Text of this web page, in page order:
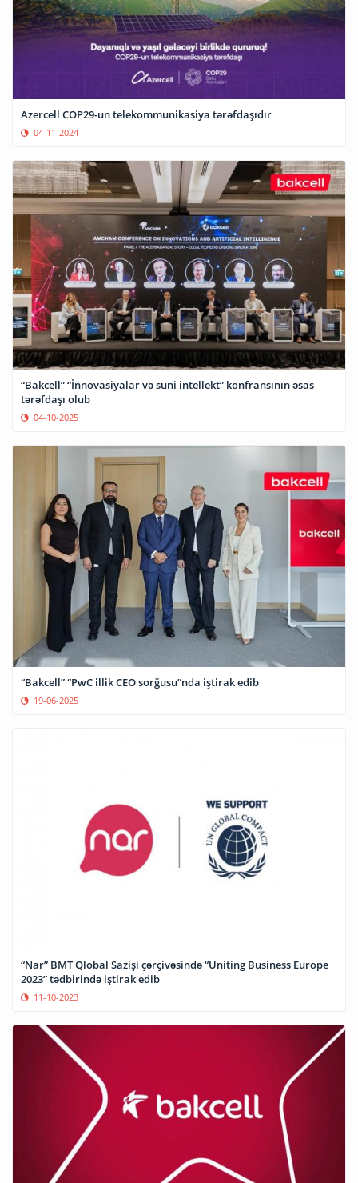
Azercell COP29-un telekommunikasiya tərəfdaşıdır
04-11-2024
“Bakcell” “İnnovasiyalar və süni intellekt” konfransının əsas
tərəfdaşı olub
04-10-2025
“Bakcell” “PwC illik CEO sorğusu”nda iştirak edib
19-06-2025
“Nar” BMT Qlobal Sazişi çərçivəsində “Uniting Business Europe
2023” tədbirində iştirak edib
11-10-2023